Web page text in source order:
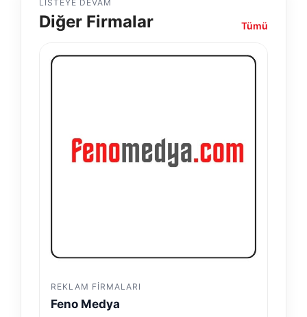
LISTEYE DEVAM
Diğer Firmalar Tümü
REKLAM FIRMALARI
Feno Medya